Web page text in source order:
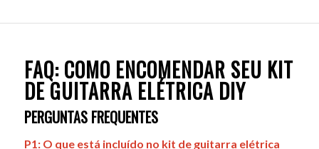
FAQ: COMO ENCOMENDAR SEU KIT
DE GUITARRA ELÉTRICA DIY
PERGUNTAS FREQUENTES
P1: O que está incluído no kit de guitarra elétrica